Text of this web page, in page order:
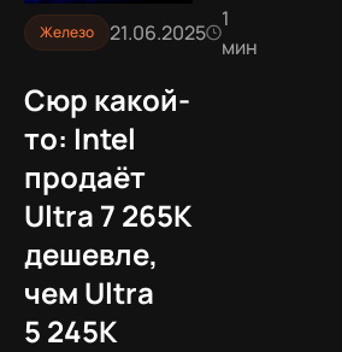
Железо 21.06.2025
1
мин
Сюр какой-
то: Intel
продаёт
Ultra 7 265K
дешевле,
чем Ultra
5 245K